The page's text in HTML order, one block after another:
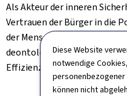
Diese Website
notwendige
personenbezogener
können nicht
Als Akteur der inneren
Vertrauen der Bürger in die
der Menschenrechte, der
deontologischen
Effizienz der Polizeiarbeit als